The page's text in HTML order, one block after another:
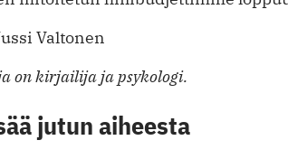
Valtonen
on kirjailija ja psykologi.
jutun aiheesta